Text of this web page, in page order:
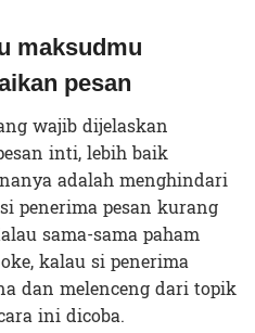
maksudmu
pesan
wajib dijelaskan
inti, lebih baik
adalah menghindari
penerima pesan kurang
sama-sama paham
kalau si penerima
dan melenceng dari topik
ini dicoba.